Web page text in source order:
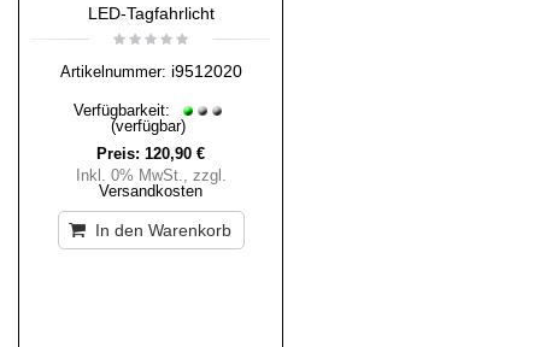
LED-Tagfahrlicht
Artikelnummer: i9512020
Verfügbarkeit:
(verfügbar)
Preis: 120,90 €
Inkl. 0% MwSt., zzgl.
Versandkosten
In den Warenkorb